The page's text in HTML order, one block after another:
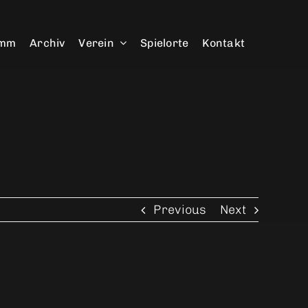
Archiv Verein Spielorte Kontakt
Previous Next